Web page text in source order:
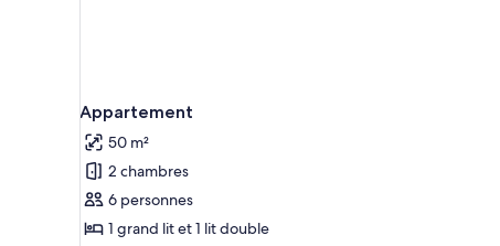
Appartement
50 m²
2 chambres
6 personnes
1 grand lit et 1 lit double